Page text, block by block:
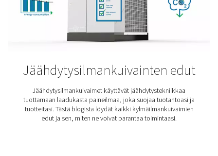
kuitenkin täytettävä tiukat laatuvaatimukset. Tämä
puhtaasta paineilmasta.